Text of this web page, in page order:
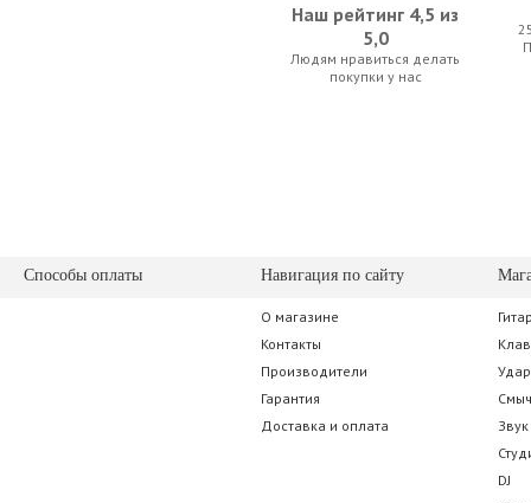
Наш рейтинг 4,5 из
5,0
Людям нравиться делать
покупки у нас
Способы оплаты Навигация по сайту
О магазине
Контакты
Производители
Гарантия
Доставка и оплата
Звук
DJ